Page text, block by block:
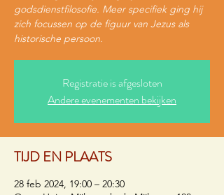
godsdienstfilosofie. Meer specifiek ging hij
zich focussen op de figuur van Jezus als
historische persoon.
Registratie is afgesloten
Andere evenementen bekijken
TIJD EN PLAATS
28 feb 2024, 19:00 – 20:30